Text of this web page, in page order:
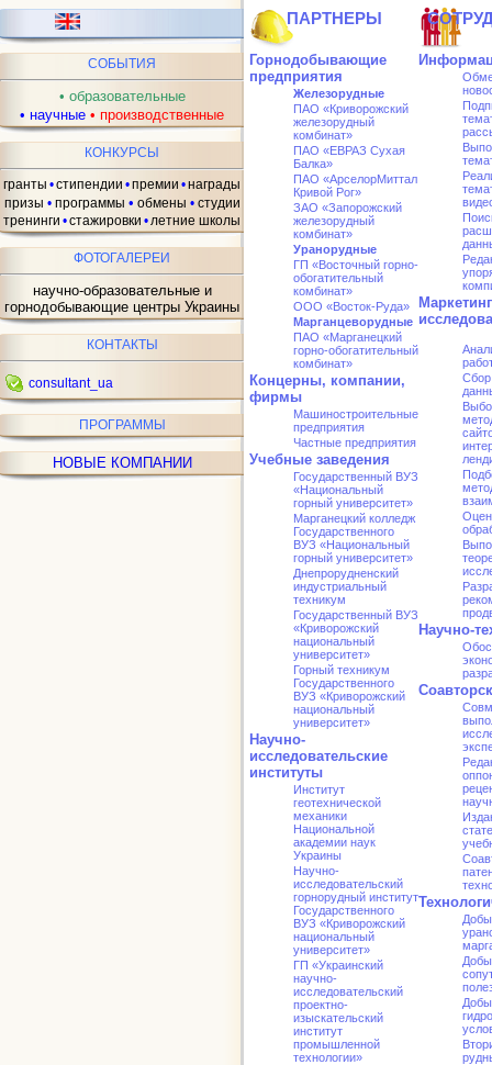
СОБЫТИЯ
• образовательные
• научные • производственные
КОНКУРСЫ
гранты •стипендии •премии •награды
призы • программы • обмены • студии
тренинги •стажировки •летние школы
ФОТОГАЛЕРЕИ
научно-образовательные и
горнодобывающие центры Украины
КОНТАКТЫ
consultant_ua
ПРОГРАММЫ
НОВЫЕ КОМПАНИИ
ПАРТНЕРЫ
Горнодобывающие
предприятия
Железорудные
ПАО «Криворожский
железорудный
комбинат»
ПАО «ЕВРАЗ Сухая
Балка»
ПАО «АрселорMиттал
Кривой Рог»
ЗАО «Запорожский
железорудный
комбинат»
Уранорудные
ГП «Восточный горно-
обогатительный
комбинат»
ООО «Восток-Руда»
Марганцеворудные
ПАО «Марганецкий
горно-обогатительный
комбинат»
Концерны, компании,
фирмы
Машиностроительные
предприятия
Частные предприятия
Учебные заведения
Государственный ВУЗ
«Национальный
горный университет»
Марганецкий колледж
Государственного
ВУЗ «Национальный
горный университет»
Днепрорудненский
индустриальный
техникум
Государственный ВУЗ
«Криворожский
национальный
университет»
Горный техникум
Государственного
ВУЗ «Криворожский
национальный
университет»
Научно-
исследовательские
институты
Институт
геотехнической
механики
Национальной
академии наук
Украины
Научно-
исследовательский
горнорудный институт
Государственного
ВУЗ «Криворожский
национальный
университет»
ГП «Украинский
научно-
исследовательский
проектно-
изыскательский
институт
промышленной
технологии»
Сбор
Научно-